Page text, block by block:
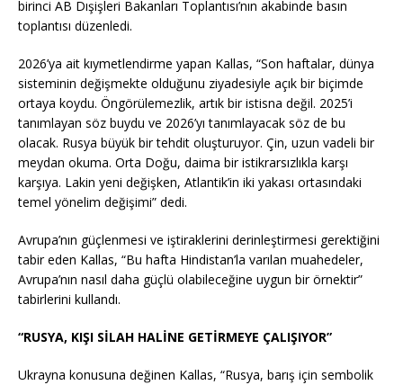
birinci AB Dışişleri Bakanları Toplantısı’nın akabinde basın
toplantısı düzenledi.
2026’ya ait kıymetlendirme yapan Kallas, “Son haftalar, dünya
sisteminin değişmekte olduğunu ziyadesiyle açık bir biçimde
ortaya koydu. Öngörülemezlik, artık bir istisna değil. 2025’i
tanımlayan söz buydu ve 2026’yı tanımlayacak söz de bu
olacak. Rusya büyük bir tehdit oluşturuyor. Çin, uzun vadeli bir
meydan okuma. Orta Doğu, daima bir istikrarsızlıkla karşı
karşıya. Lakin yeni değişken, Atlantik’in iki yakası ortasındaki
temel yönelim değişimi” dedi.
Avrupa’nın güçlenmesi ve iştiraklerini derinleştirmesi gerektiğini
tabir eden Kallas, “Bu hafta Hindistan’la varılan muahedeler,
Avrupa’nın nasıl daha güçlü olabileceğine uygun bir örnektir”
tabirlerini kullandı.
“RUSYA, KIŞI SİLAH HALİNE GETİRMEYE ÇALIŞIYOR”
Ukrayna konusuna değinen Kallas, “Rusya, barış için sembolik